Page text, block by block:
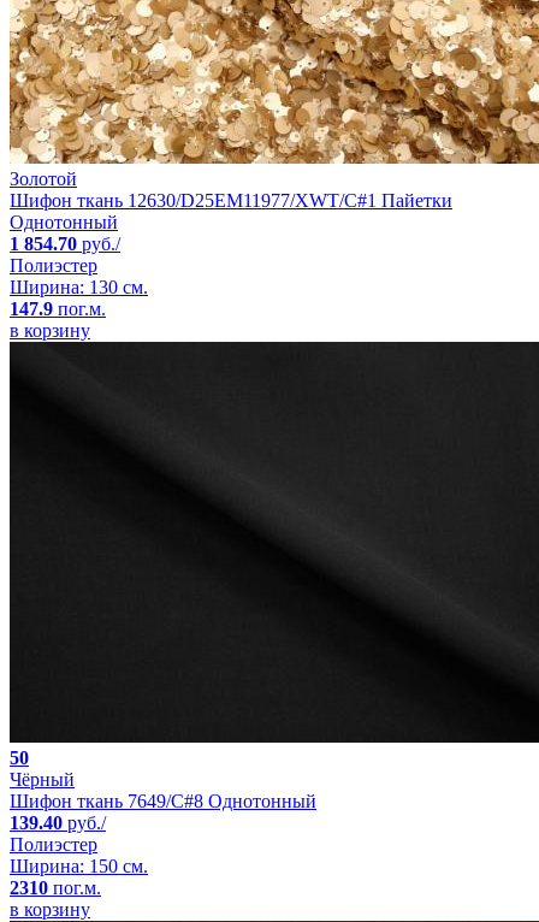
Золотой
Шифон ткань 12630/D25EM11977/XWT/C#1 Пайетки
Однотонный
1 854.70 руб./
Полиэстер
Ширина: 130 см.
147.9 пог.м.
в корзину
50
Чёрный
Шифон ткань 7649/C#8 Однотонный
139.40 руб./
Полиэстер
Ширина: 150 см.
2310 пог.м.
в корзину